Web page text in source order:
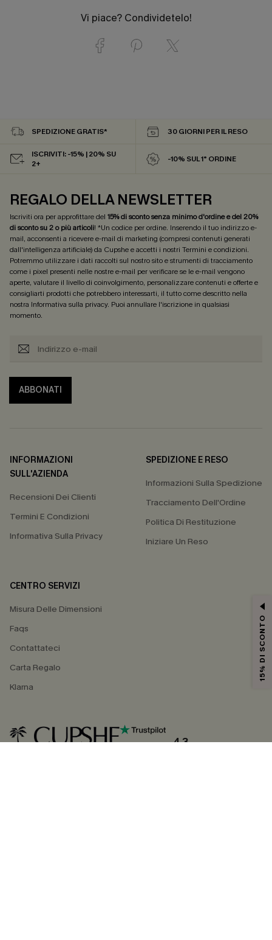
Vi piace? Condividetelo!
SPEDIZIONE GRATIS* 30 GIORNI PER IL RESO
ISCRIVITI: -15% | 20% SU
2+
-10% SUL 1° ORDINE
REGALO DELLA NEWSLETTER
Iscriviti ora per approfittare del 15% di sconto senza minimo d'ordine e del 20%
di sconto su 2 o più articoli! *Un codice per ordine. Inserendo il tuo indirizzo e-
mail, acconsenti a ricevere e-mail di marketing (compresi contenuti generati
dall'intelligenza artificiale) da Cupshe e accetti i nostri Termini e condizioni.
Potremmo utilizzare i dati raccolti sul nostro sito e strumenti di tracciamento
come i pixel presenti nelle nostre e-mail per verificare se le e-mail vengono
aperte, valutare il livello di coinvolgimento, personalizzare contenuti e offerte e
consigliarti prodotti che potrebbero interessarti, il tutto come descritto nella
nostra Informativa sulla privacy. Puoi annullare l'iscrizione in qualsiasi
momento.
ABBONATI
INFORMAZIONI
SULL'AZIENDA
Recensioni Dei Clienti
Termini E Condizioni
Informativa Sulla Privacy
SPEDIZIONE E RESO
Informazioni Sulla Spedizione
Tracciamento Dell'Ordine
Politica Di Restituzione
Iniziare Un Reso
CENTRO SERVIZI
Misura Delle Dimensioni
Faqs
Contattateci
Carta Regalo
Klarna
4.3
15% DI SCONTO